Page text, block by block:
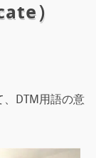
）
、DTM用語の意